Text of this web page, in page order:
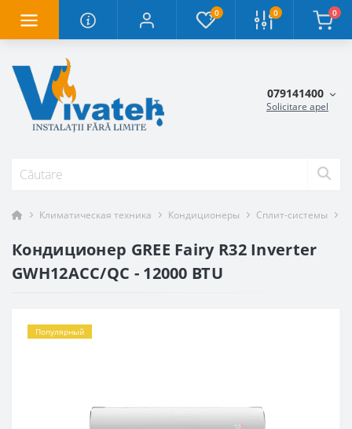
0 0 0
079141400
Solicitare apel
Климатическая техника Кондиционеры Сплит-системы
Кондиционер GREE Fairy R32 Inverter
GWH12ACC/QC - 12000 BTU
Популярный